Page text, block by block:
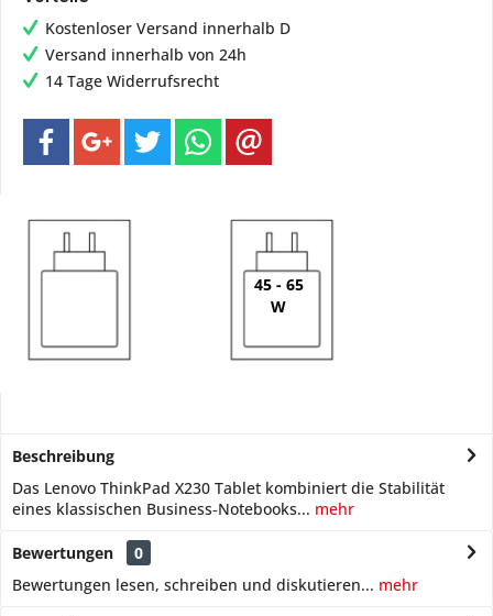
Kostenloser Versand innerhalb D
Versand innerhalb von 24h
14 Tage Widerrufsrecht
45 - 65
W
Beschreibung
Das Lenovo ThinkPad X230 Tablet kombiniert die Stabilität
eines klassischen Business‑Notebooks... mehr
Bewertungen
0
Bewertungen lesen, schreiben und diskutieren... mehr